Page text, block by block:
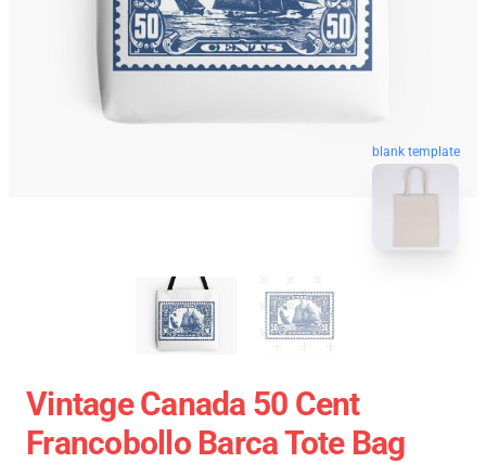
blank template
Vintage Canada 50 Cent
Francobollo Barca Tote Bag